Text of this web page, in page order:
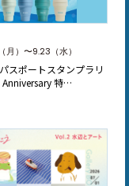
月）〜9.23（水）
スポートスタンプラリ
特…